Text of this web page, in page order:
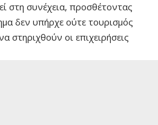
στη συνέχεια, προσθέτοντας
δεν υπήρχε ούτε τουρισμός
στηριχθούν οι επιχειρήσεις